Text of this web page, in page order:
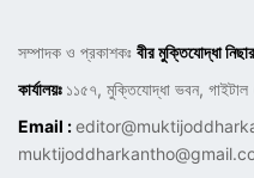
সম্পাদক ও প্রকাশকঃ বীর মুক্তিযোদ্ধা
কার্যালয়ঃ ১১৫৭, মুক্তিযোদ্ধা ভবন, গাইটাল
Email :